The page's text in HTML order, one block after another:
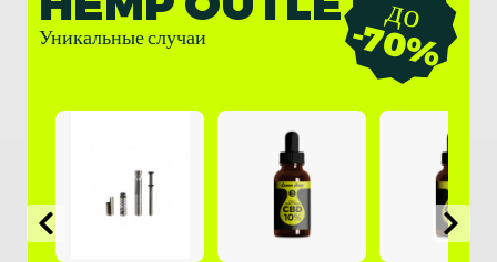
Уникальные случаи
д
о
-
7
0
%